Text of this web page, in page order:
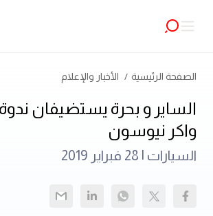
الصفحة الرئيسية الأخبار والإعلام
الساير و بحرة يستضيفان
واكر نيوسون
السيارات | 28 فبراير 2019